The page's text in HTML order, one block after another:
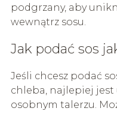
podgrzany, aby
wewnątrz sosu.
Jak podać sos
Jeśli chcesz podać
chleba, najlepiej jest
osobnym talerzu.